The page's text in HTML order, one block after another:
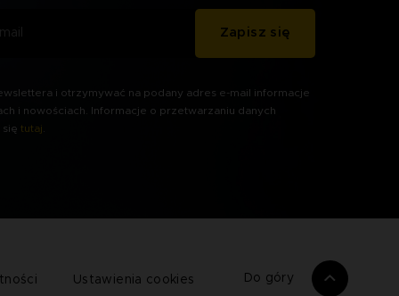
i otrzymywać na podany adres e-mail informacje
i nowościach. Informacje o przetwarzaniu danych
się tutaj
Zapisz się
Ustawienia cookies Do góry